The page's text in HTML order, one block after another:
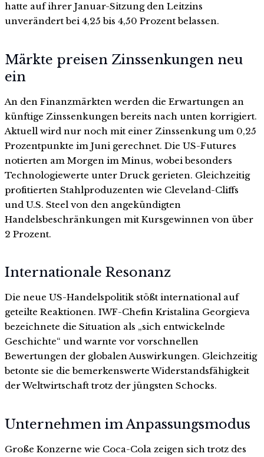
hatte auf ihrer Januar-Sitzung den Leitzins
unverändert bei 4,25 bis 4,50 Prozent belassen.
Märkte preisen Zinssenkungen neu
ein
An den Finanzmärkten werden die Erwartungen an
künftige Zinssenkungen bereits nach unten korrigiert.
Aktuell wird nur noch mit einer Zinssenkung um 0,25
Prozentpunkte im Juni gerechnet. Die US-Futures
notierten am Morgen im Minus, wobei besonders
Technologiewerte unter Druck gerieten. Gleichzeitig
profitierten Stahlproduzenten wie Cleveland-Cliffs
und U.S. Steel von den angekündigten
Handelsbeschränkungen mit Kursgewinnen von über
2 Prozent.
Internationale Resonanz
Die neue US-Handelspolitik stößt international auf
geteilte Reaktionen. IWF-Chefin Kristalina Georgieva
bezeichnete die Situation als „sich entwickelnde
Geschichte“ und warnte vor vorschnellen
Bewertungen der globalen Auswirkungen. Gleichzeitig
betonte sie die bemerkenswerte Widerstandsfähigkeit
der Weltwirtschaft trotz der jüngsten Schocks.
Unternehmen im Anpassungsmodus
Große Konzerne wie Coca-Cola zeigen sich trotz des